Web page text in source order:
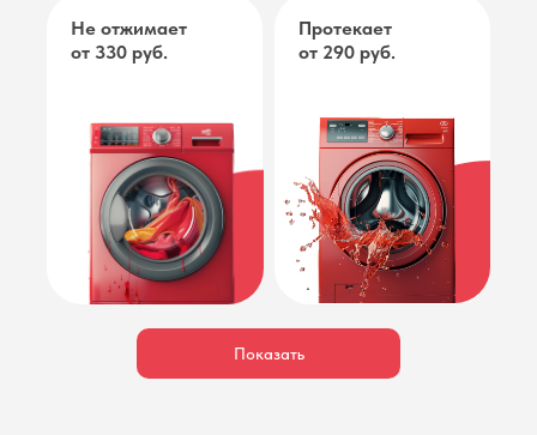
Не отжимает
от 330 руб.
Протекает
от 290 руб.
Не открывается
Не греет
Подробнее Подробнее
Показать